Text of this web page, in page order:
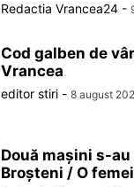
Redactia Vrancea24 -
Cod galben de
Vrancea
editor stiri - 8 august
Două mașini s-
Broșteni / O